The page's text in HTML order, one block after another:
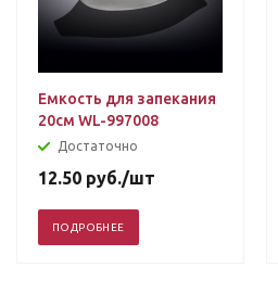
Емкость для запекания
20см WL-997008
Достаточно
12.50 руб./шт
ПОДРОБНЕЕ